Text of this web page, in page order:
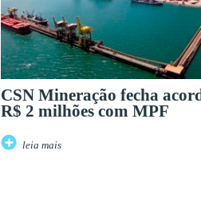
CSN Mineração fecha
R$ 2 milhões com MPF
leia mais